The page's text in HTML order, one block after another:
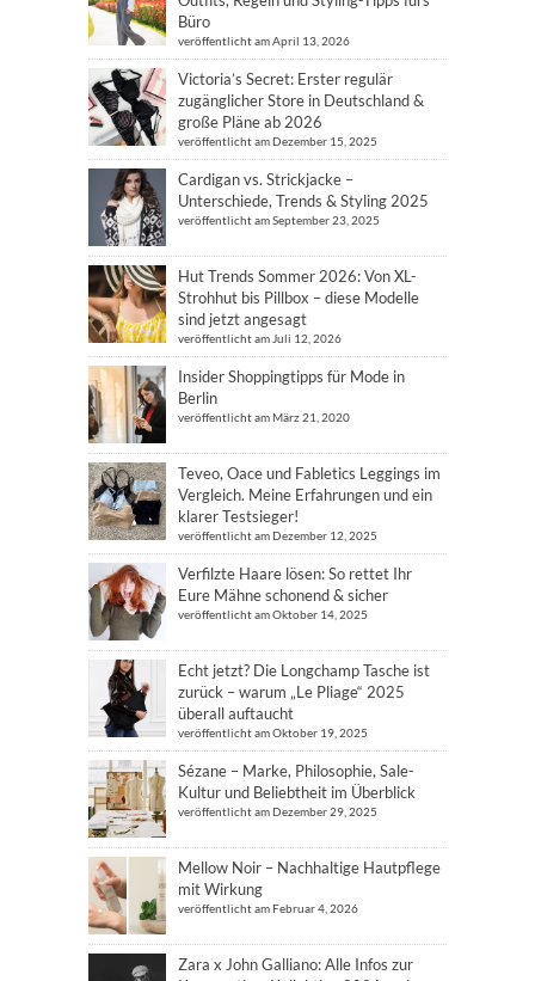
Büro
veröffentlicht am April 13, 2026
Victoria’s Secret: Erster regulär
zugänglicher Store in Deutschland &
große Pläne ab 2026
veröffentlicht am Dezember 15, 2025
Cardigan vs. Strickjacke –
Unterschiede, Trends & Styling 2025
veröffentlicht am September 23, 2025
Hut Trends Sommer 2026: Von XL-
Strohhut bis Pillbox – diese Modelle
sind jetzt angesagt
veröffentlicht am Juli 12, 2026
Insider Shoppingtipps für Mode in
Berlin
veröffentlicht am März 21, 2020
Teveo, Oace und Fabletics Leggings im
Vergleich. Meine Erfahrungen und ein
klarer Testsieger!
veröffentlicht am Dezember 12, 2025
Verfilzte Haare lösen: So rettet Ihr
Eure Mähne schonend & sicher
veröffentlicht am Oktober 14, 2025
Echt jetzt? Die Longchamp Tasche ist
zurück – warum „Le Pliage“ 2025
überall auftaucht
veröffentlicht am Oktober 19, 2025
Sézane – Marke, Philosophie, Sale-
Kultur und Beliebtheit im Überblick
veröffentlicht am Dezember 29, 2025
Mellow Noir – Nachhaltige Hautpflege
mit Wirkung
veröffentlicht am Februar 4, 2026
Zara x John Galliano: Alle Infos zur